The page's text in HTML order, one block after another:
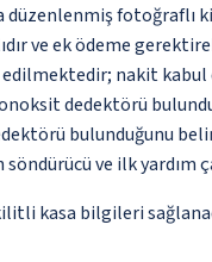
fotoğraflı
ve ek ödeme
edilmektedir; nakit
dedektörü
bulunduğunu
ve ilk yardım
kasa bilgileri